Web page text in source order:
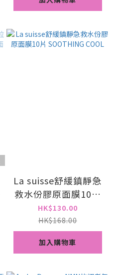
La suisse舒緩鎮靜急
救水份膠原面膜10片
SOOTHING COOL
HK$130.00
HK$168.00
加入購物車